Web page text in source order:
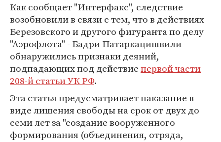
Как сообщает "Интерфакс", следствие
возобновили в связи с тем, что в действиях
Березовского и другого фигуранта по делу
"Аэрофлота" - Бадри Патаркацишвили
обнаружились признаки деяний,
подпадающих под действиепервой части
208-й статьи УК РФ.
Эта статья предусматривает наказание в
виде лишения свободы на срок от двух до
семи лет за "создание вооруженного
формирования (объединения, отряда,